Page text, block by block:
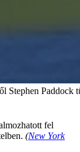
Stephen Paddock
fel
(New York